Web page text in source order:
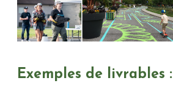
Exemples de livrables :